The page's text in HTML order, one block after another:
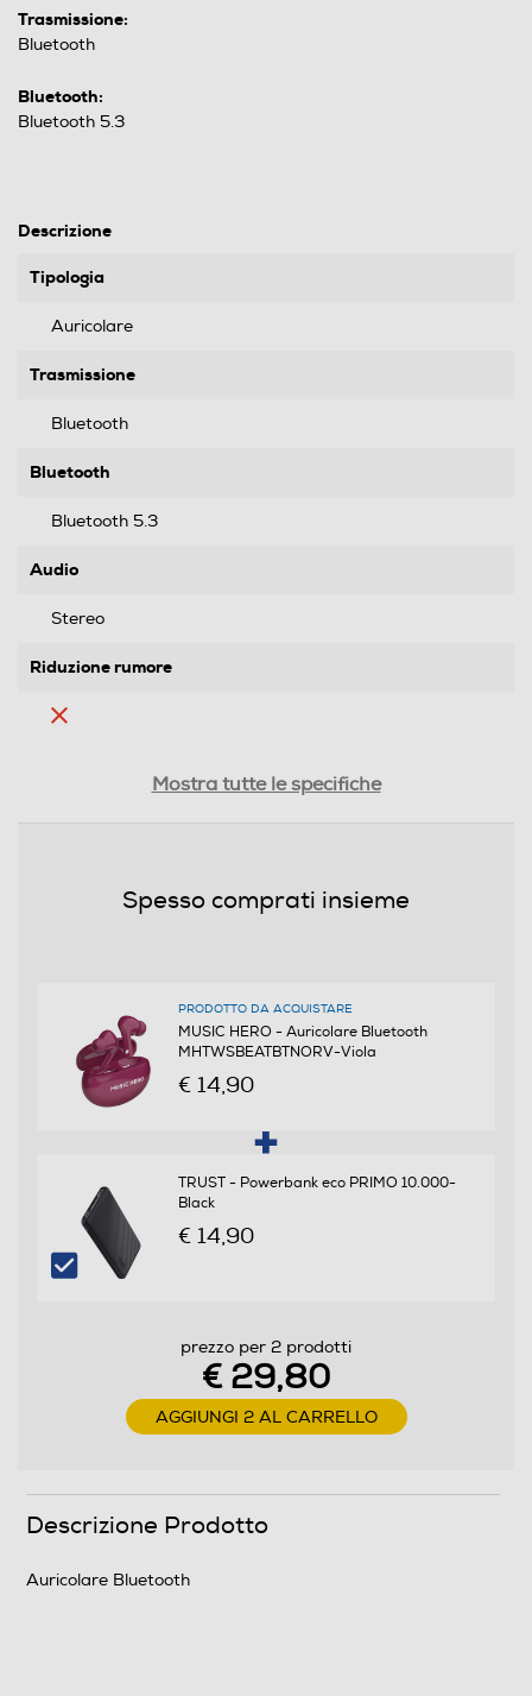
Trasmissione:
Bluetooth
Bluetooth:
Bluetooth 5.3
Descrizione
Tipologia
Auricolare
Trasmissione
Bluetooth
Bluetooth
Bluetooth 5.3
Audio
Stereo
Riduzione rumore
Dimensioni - Peso
Profondità-mm
Informazioni sulla sicurezza del prodotto
Clicca qui
Mostra tutte le specifiche
Spesso comprati insieme
PRODOTTO DA ACQUISTARE
MUSIC HERO - Auricolare Bluetooth
MHTWSBEATBTNORV-Viola
€ 14,90
TRUST - Powerbank eco PRIMO 10.000-
Black
€ 14,90
prezzo per 2 prodotti
€ 29,80
AGGIUNGI 2 AL CARRELLO
Descrizione Prodotto
Auricolare Bluetooth